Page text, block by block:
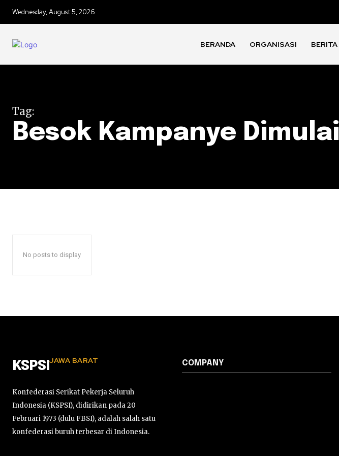
Wednesday, August 5, 2026
BERANDA ORGANISASI BERITA
Tag:
Besok Kampanye Dimulai
No posts to display
KSPSI JAWA BARAT
Konfederasi Serikat Pekerja Seluruh
Indonesia (KSPSI), didirikan pada 20
Februari 1973 (dulu FBSI), adalah salah satu
konfederasi buruh terbesar di Indonesia.
COMPANY